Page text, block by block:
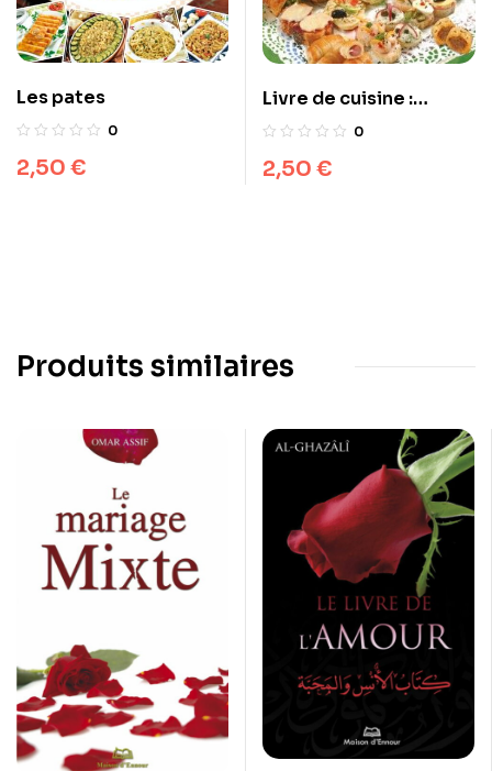
Les pates
0
2,50 €
Livre de cuisine :
Canapés et Salés
0
2,50 €
Produits similaires